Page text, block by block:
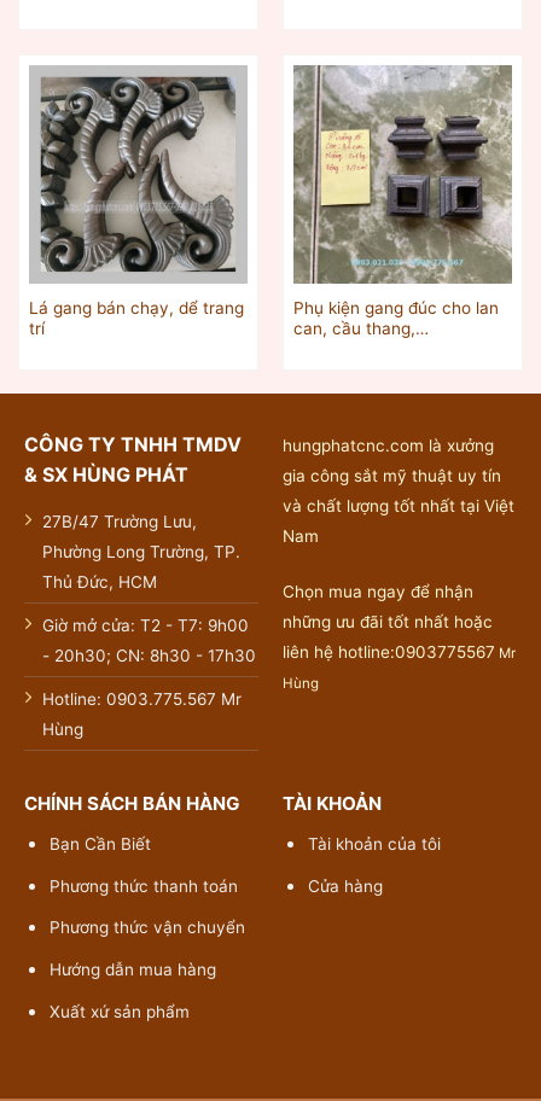
Lá gang bán chạy, dể trang
trí
Phụ kiện gang đúc cho lan
can, cầu thang,…
CÔNG TY TNHH TMDV
& SX HÙNG PHÁT
27B/47 Trường Lưu,
Phường Long Trường, TP.
Thủ Đức, HCM
Giờ mở cửa: T2 - T7: 9h00
- 20h30; CN: 8h30 - 17h30
Hotline: 0903.775.567 Mr
Hùng
hungphatcnc.com là xưởng
gia công sắt mỹ thuật uy tín
và chất lượng tốt nhất tại Việt
Nam
Chọn mua ngay để nhận
những ưu đãi tốt nhất hoặc
liên hệ hotline:0903775567 Mr
Hùng
CHÍNH SÁCH BÁN HÀNG
Bạn Cần Biết
Phương thức thanh toán
Phương thức vận chuyển
Hướng dẫn mua hàng
Xuất xứ sản phẩm
TÀI KHOẢN
Tài khoản của tôi
Cửa hàng